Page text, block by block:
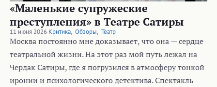
«Маленькие супружеские
преступления» в Театре Сатиры
11 июня 2026·Критика, Обзоры, Театр
Москва постоянно мне доказывает, что она — сердце
театральной жизни. На этот раз мой путь лежал на
Чердак Сатиры, где я погрузился в атмосферу тонкой
иронии и психологического детектива. Спектакль